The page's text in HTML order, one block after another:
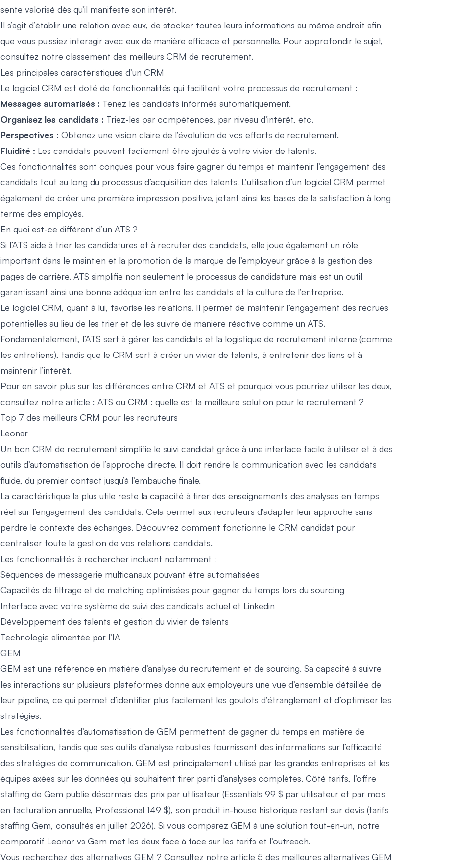
sente valorisé dès qu’il manifeste son intérêt.
Il s’agit d’établir une relation avec eux, de stocker toutes leurs informations au même endroit afin
que vous puissiez interagir avec eux de manière efficace et personnelle. Pour approfondir le sujet,
consultez notre classement des meilleurs CRM de recrutement.
Les principales caractéristiques d’un CRM
Le logiciel CRM est doté de fonctionnalités qui facilitent votre processus de recrutement :
Messages automatisés : Tenez les candidats informés automatiquement.
Organisez les candidats : Triez-les par compétences, par niveau d’intérêt, etc.
Perspectives : Obtenez une vision claire de l’évolution de vos efforts de recrutement.
Fluidité : Les candidats peuvent facilement être ajoutés à votre vivier de talents.
Ces fonctionnalités sont conçues pour vous faire gagner du temps et maintenir l’engagement des
candidats tout au long du processus d’acquisition des talents. L’utilisation d’un logiciel CRM permet
également de créer une première impression positive, jetant ainsi les bases de la satisfaction à long
terme des employés.
En quoi est-ce différent d’un ATS ?
Si l’ATS aide à trier les candidatures et à recruter des candidats, elle joue également un rôle
important dans le maintien et la promotion de la marque de l’employeur grâce à la gestion des
pages de carrière. ATS simplifie non seulement le processus de candidature mais est un outil
garantissant ainsi une bonne adéquation entre les candidats et la culture de l’entreprise.
Le logiciel CRM, quant à lui, favorise les relations. Il permet de maintenir l’engagement des recrues
potentielles au lieu de les trier et de les suivre de manière réactive comme un ATS.
Fondamentalement, l’ATS sert à gérer les candidats et la logistique de recrutement interne (comme
les entretiens), tandis que le CRM sert à créer un vivier de talents, à entretenir des liens et à
maintenir l’intérêt.
Pour en savoir plus sur les différences entre CRM et ATS et pourquoi vous pourriez utiliser les deux,
consultez notre article : ATS ou CRM : quelle est la meilleure solution pour le recrutement ?
Top 7 des meilleurs CRM pour les recruteurs
Leonar
Un bon CRM de recrutement simplifie le suivi candidat grâce à une interface facile à utiliser et à des
outils d’automatisation de l’approche directe. Il doit rendre la communication avec les candidats
fluide, du premier contact jusqu’à l’embauche finale.
La caractéristique la plus utile reste la capacité à tirer des enseignements des analyses en temps
réel sur l’engagement des candidats. Cela permet aux recruteurs d’adapter leur approche sans
perdre le contexte des échanges. Découvrez comment fonctionne le CRM candidat pour
centraliser toute la gestion de vos relations candidats.
Les fonctionnalités à rechercher incluent notamment :
Séquences de messagerie multicanaux pouvant être automatisées
Capacités de filtrage et de matching optimisées pour gagner du temps lors du sourcing
Interface avec votre système de suivi des candidats actuel et Linkedin
Développement des talents et gestion du vivier de talents
Technologie alimentée par l’IA
GEM
GEM est une référence en matière d’analyse du recrutement et de sourcing. Sa capacité à suivre
les interactions sur plusieurs plateformes donne aux employeurs une vue d’ensemble détaillée de
leur pipeline, ce qui permet d’identifier plus facilement les goulots d’étranglement et d’optimiser les
stratégies.
Les fonctionnalités d’automatisation de GEM permettent de gagner du temps en matière de
sensibilisation, tandis que ses outils d’analyse robustes fournissent des informations sur l’efficacité
des stratégies de communication. GEM est principalement utilisé par les grandes entreprises et les
équipes axées sur les données qui souhaitent tirer parti d’analyses complètes. Côté tarifs, l’offre
staffing de Gem publie désormais des prix par utilisateur (Essentials 99 $ par utilisateur et par mois
en facturation annuelle, Professional 149 $), son produit in-house historique restant sur devis (tarifs
staffing Gem, consultés en juillet 2026). Si vous comparez GEM à une solution tout-en-un, notre
comparatif Leonar vs Gem met les deux face à face sur les tarifs et l’outreach.
Vous recherchez des alternatives GEM ? Consultez notre article 5 des meilleures alternatives GEM